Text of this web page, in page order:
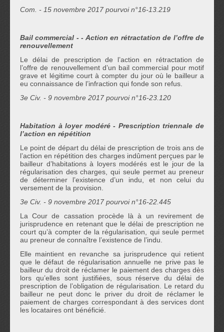
Com. - 15 novembre 2017 pourvoi n°16-13.219
Bail commercial -- Action en rétractation de l’offre de
renouvellement
Le délai de prescription de l’action en rétractation de
l’offre de renouvellement d’un bail commercial pour motif
grave et légitime court à compter du jour où le bailleur a
eu connaissance de l’infraction qui fonde son refus.
3e Civ. - 9 novembre 2017 pourvoi n°16-23.120
Habitation à loyer modéré- Prescription triennale de
l’action en répétition
Le point de départ du délai de prescription de trois ans de
l’action en répétition des charges indûment perçues par le
bailleur d’habitations à loyers modérés est le jour de la
régularisation des charges, qui seule permet au preneur
de déterminer l’existence d’un indu, et non celui du
versement de la provision.
3e Civ. - 9 novembre 2017 pourvoi n°16-22.445
La Cour de cassation procède là à un revirement de
jurisprudence en retenant que le délai de prescription ne
court qu’à compter de la régularisation, qui seule permet
au preneur de connaître l’existence de l’indu.
Elle maintient en revanche sa jurisprudence qui retient
que le défaut de régularisation annuelle ne prive pas le
bailleur du droit de réclamer le paiement des charges dès
lors qu’elles sont justifiées, sous réserve du délai de
prescription de l’obligation de régularisation. Le retard du
bailleur ne peut donc le priver du droit de réclamer le
paiement de charges correspondant à des services dont
les locataires ont bénéficié.